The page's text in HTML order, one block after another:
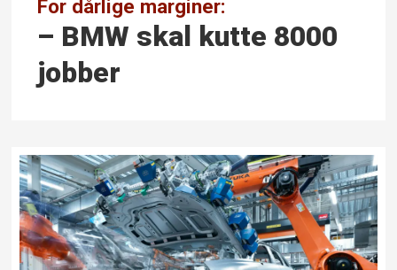
For dårlige marginer:
– BMW skal kutte 8000
jobber